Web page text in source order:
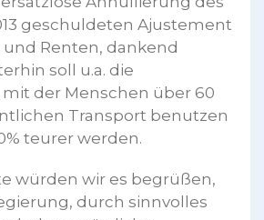
geschuldeten Ajustement
Renten, dankend
soll u.a. die
der Menschen über 60
Transport benutzen
teurer werden.
würden wir es begrüßen,
durch sinnvolles